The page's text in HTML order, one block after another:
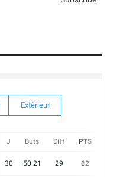
Extèrieur
J Buts Diff PTS
30 50:21 29 62